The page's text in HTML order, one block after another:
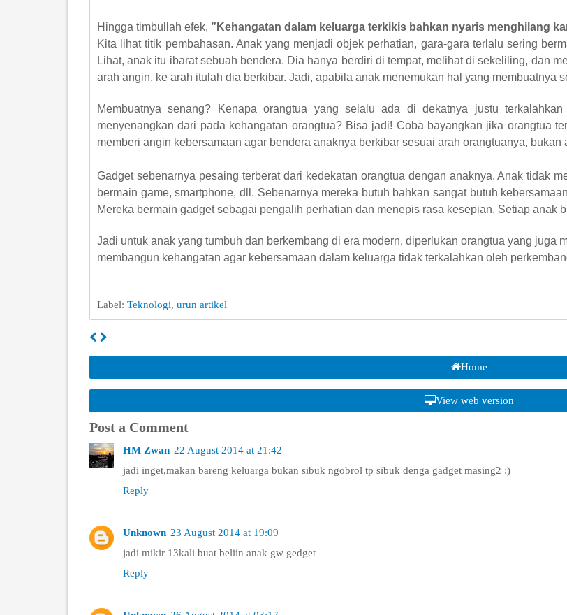
Hingga timbullah efek, ”Kehangatan dalam keluarga terkikis bahkan nyaris menghilang
Kita lihat titik pembahasan. Anak yang menjadi objek perhatian, gara-gara terlalu sering
Lihat, anak itu ibarat sebuah bendera. Dia hanya berdiri di tempat, melihat di sekeliling, dan
arah angin, ke arah itulah dia berkibar. Jadi, apabila anak menemukan hal yang membuatnya
Membuatnya senang? Kenapa orangtua yang selalu ada di dekatnya justu
menyenangkan dari pada kehangatan orangtua? Bisa jadi! Coba bayangkan jika orangtua
memberi angin kebersamaan agar bendera anaknya berkibar sesuai arah orangtuanya, bukan
Gadget sebenarnya pesaing terberat dari kedekatan orangtua dengan anaknya. Anak tidak
bermain game, smartphone, dll. Sebenarnya mereka butuh bahkan sangat butuh
Mereka bermain gadget sebagai pengalih perhatian dan menepis rasa kesepian. Setiap anak
Jadi untuk anak yang tumbuh dan berkembang di era modern, diperlukan orangtua yang juga
membangun kehangatan agar kebersamaan dalam keluarga tidak terkalahkan oleh
Label: Teknologi, urun artikel
Home
View web version
Post a Comment
HM Zwan 22 August 2014 at 21:42
jadi inget,makan bareng keluarga bukan sibuk ngobrol tp sibuk denga gadget masing2 :)
Reply
Unknown 23 August 2014 at 19:09
jadi mikir 13kali buat beliin anak gw gedget
Reply